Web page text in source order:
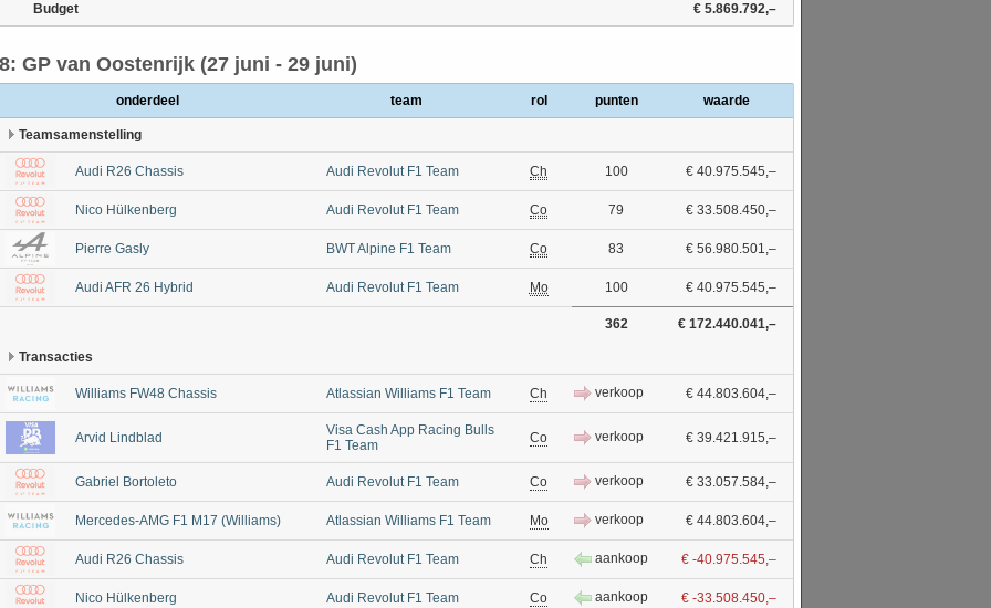
Budget € 5.869.792,–
GP van Oostenrijk (27 juni - 29 juni)
onderdeel team rol punten waarde
Teamsamenstelling
Audi R26 Chassis Audi Revolut F1 Team Ch 100 € 40.975.545,–
Nico Hülkenberg Audi Revolut F1 Team Co 79 € 33.508.450,–
Pierre Gasly BWT Alpine F1 Team Co 83 € 56.980.501,–
Audi AFR 26 Hybrid Audi Revolut F1 Team Mo 100 € 40.975.545,–
362 € 172.440.041,–
Transacties
Williams FW48 Chassis Atlassian Williams F1 Team Ch verkoop € 44.803.604,–
Arvid Lindblad
Visa Cash App Racing Bulls
F1 Team
Co verkoop € 39.421.915,–
Gabriel Bortoleto Audi Revolut F1 Team Co verkoop € 33.057.584,–
Mercedes-AMG F1 M17 (Williams) Atlassian Williams F1 Team Mo verkoop € 44.803.604,–
Audi R26 Chassis Audi Revolut F1 Team Ch aankoop € -40.975.545,–
Nico Hülkenberg Audi Revolut F1 Team Co aankoop € -33.508.450,–